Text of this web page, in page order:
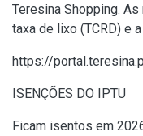
Teresina Shopping.
taxa de lixo (TCRD) e
https://
ISENÇÕES DO IPTU
Ficam isentos em